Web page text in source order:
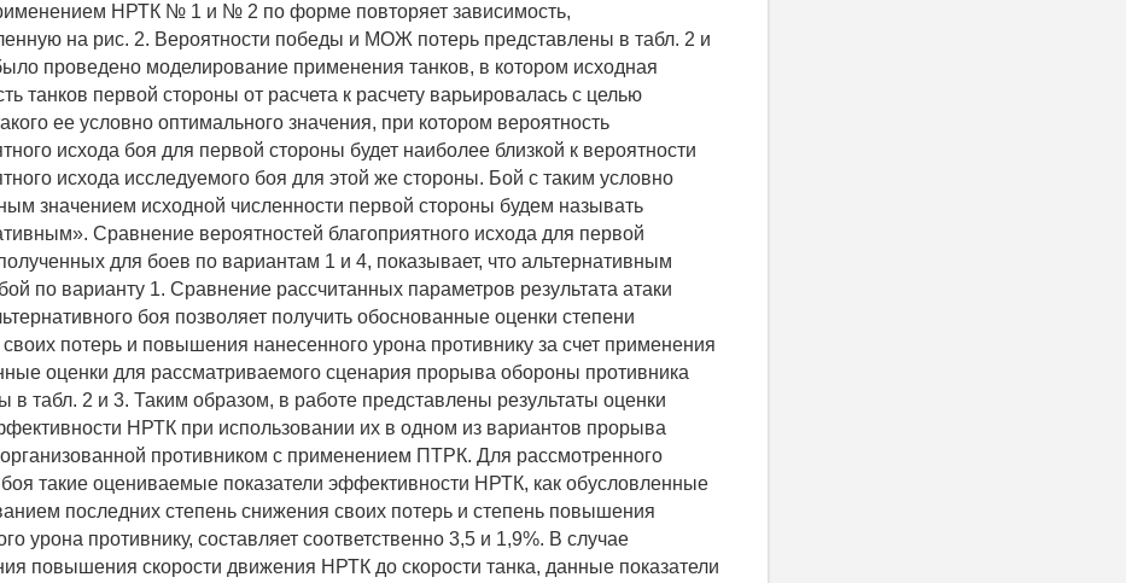
НРТК № 1 и № 2 по форме повторяет зависимость,
на рис. 2. Вероятности победы и МОЖ потерь представлены в табл. 2 и
проведено моделирование применения танков, в котором исходная
танков первой стороны от расчета к расчету варьировалась с целью
ее условно оптимального значения, при котором вероятность
исхода боя для первой стороны будет наиболее близкой к вероятности
исхода исследуемого боя для этой же стороны. Бой с таким условно
значением исходной численности первой стороны будем называть
Сравнение вероятностей благоприятного исхода для первой
для боев по вариантам 1 и 4, показывает, что альтернативным
по варианту 1. Сравнение рассчитанных параметров результата атаки
боя позволяет получить обоснованные оценки степени
потерь и повышения нанесенного урона противнику за счет применения
оценки для рассматриваемого сценария прорыва обороны противника
в табл. 2 и 3. Таким образом, в работе представлены результаты оценки
НРТК при использовании их в одном из вариантов прорыва
противником с применением ПТРК. Для рассмотренного
такие оцениваемые показатели эффективности НРТК, как обусловленные
последних степень снижения своих потерь и степень повышения
урона противнику, составляет соответственно 3,5 и 1,9%. В случае
повышения скорости движения НРТК до скорости танка, данные показатели